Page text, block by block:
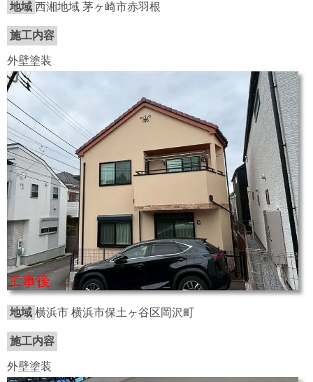
地域 西湘地域 茅ヶ崎市赤羽根
施工内容
外壁塗装
地域 横浜市 横浜市保土ヶ谷区岡沢町
施工内容
外壁塗装